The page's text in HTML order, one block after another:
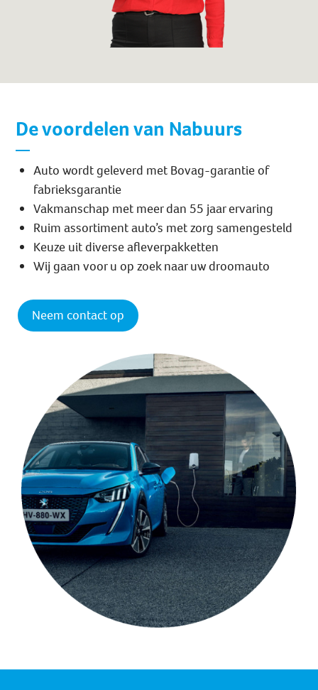
De voordelen van Nabuurs
Auto wordt geleverd met Bovag-garantie of
fabrieksgarantie
Vakmanschap met meer dan 55 jaar ervaring
Ruim assortiment auto’s met zorg samengesteld
Keuze uit diverse afleverpakketten
Wij gaan voor u op zoek naar uw droomauto
Neem contact op